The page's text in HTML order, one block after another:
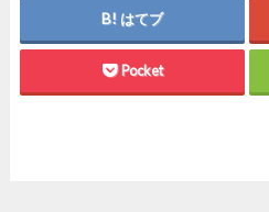
はてブ
Pocket